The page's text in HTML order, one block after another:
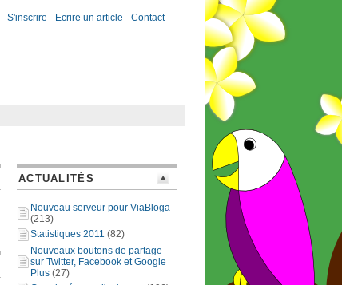
- S'inscrire - Ecrire un article - Contact
ACTUALITÉS
Nouveau serveur pour ViaBloga
(213)
Statistiques 2011 (82)
Nouveaux boutons de partage
sur Twitter, Facebook et Google
Plus (27)